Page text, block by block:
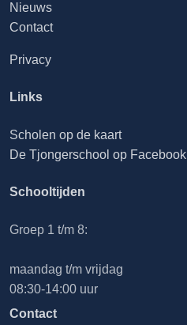
Nieuws
Contact
Privacy
Links
Scholen op de kaart
De Tjongerschool op Facebook
Schooltijden
Groep 1 t/m 8:
maandag t/m vrijdag
08:30-14:00 uur
Contact